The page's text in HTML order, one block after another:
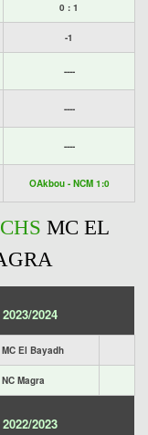
0 : 1
-1
----
----
----
OAkbou - NCM 1:0
MC EL
2024
MC El Bayadh
NC Magra
2023